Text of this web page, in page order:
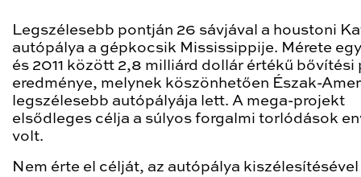
Legszélesebb pontján 26 sávjával a houstoni
autópálya a gépkocsik Mississippije. Mérete
és 2011 között 2,8 milliárd dollár értékű bővítési
eredménye, melynek köszönhetően Észak-
legszélesebb autópályája lett. A mega-projekt
elsődleges célja a súlyos forgalmi torlódások
volt.
Nem érte el célját, az autópálya kiszélesítésével